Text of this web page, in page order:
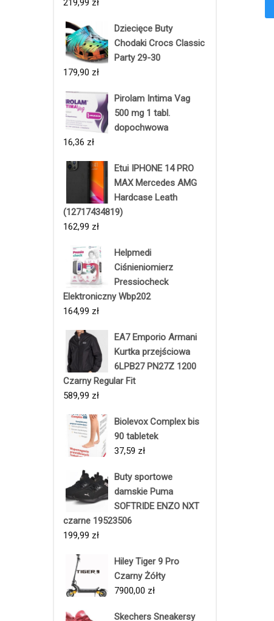
Dziecięce Buty
Chodaki Crocs Classic
Party 29-30
179,90 zł
Pirolam Intima Vag
500 mg 1 tabl.
dopochwowa
16,36 zł
Etui IPHONE 14 PRO
MAX Mercedes AMG
Hardcase Leath
(12717434819)
162,99 zł
Helpmedi
Ciśnieniomierz
Pressiocheck
Elektroniczny Wbp202
164,99 zł
EA7 Emporio Armani
Kurtka przejściowa
6LPB27 PN27Z 1200
Czarny Regular Fit
589,99 zł
Biolevox Complex bis
90 tabletek
37,59 zł
Buty sportowe
damskie Puma
SOFTRIDE ENZO NXT
czarne 19523506
199,99 zł
Hiley Tiger 9 Pro
Czarny Żółty
7900,00 zł
Skechers Sneakersy